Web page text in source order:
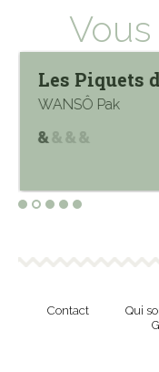
Les Piquets
WANSÔ Pak
Contact Qui